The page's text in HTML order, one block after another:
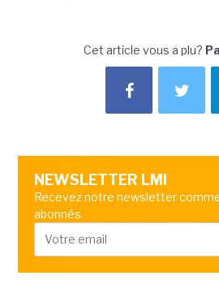
Cet article vous a plu?
NEWSLETTER LMI
Recevez notre newsletter
abonnés